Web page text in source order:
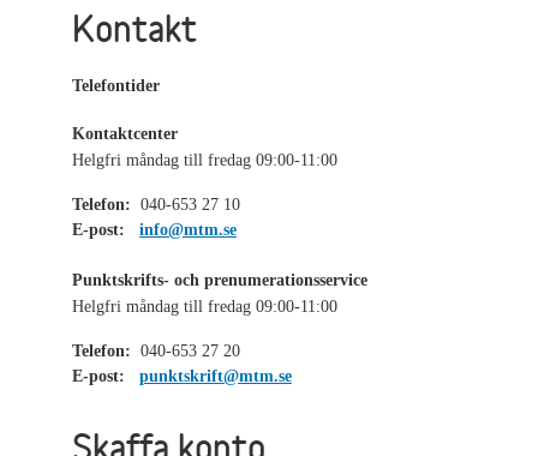
Kontakt
Telefontider
Kontaktcenter
Helgfri måndag till fredag 09:00-11:00
Telefon: 040-653 27 10
E-post:
info@mtm.se
Punktskrifts- och prenumerationsservice
Helgfri måndag till fredag 09:00-11:00
Telefon: 040-653 27 20
E-post:
punktskrift@mtm.se